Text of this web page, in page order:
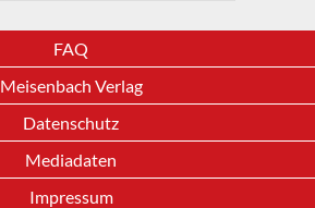
FAQ
Meisenbach Verlag
Datenschutz
Mediadaten
Impressum